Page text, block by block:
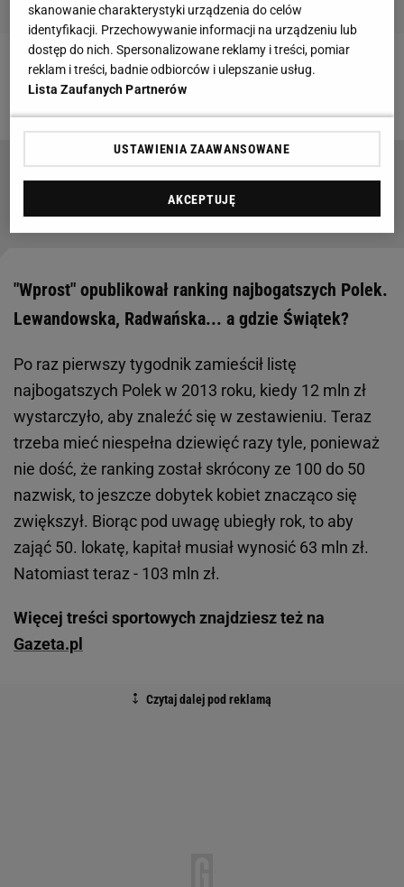
Zobacz wideoAnna Lewandowska we freak
fightach? Peszko: To jest mocne
Stracił robotę za miliony dolarów
"Wprost" opublikował ranking najbogatszych Polek.
Lewandowska, Radwańska... a gdzie Świątek?
Po raz pierwszy tygodnik zamieścił listę
najbogatszych Polek w 2013 roku, kiedy 12 mln zł
wystarczyło, aby znaleźć się w zestawieniu. Teraz
trzeba mieć niespełna dziewięć razy tyle, ponieważ
nie dość, że ranking został skrócony ze 100 do 50
nazwisk, to jeszcze dobytek kobiet znacząco się
zwiększył. Biorąc pod uwagę ubiegły rok, to aby
zająć 50. lokatę, kapitał musiał wynosić 63 mln zł.
Natomiast teraz - 103 mln zł.
Więcej treści sportowych znajdziesz też na
Gazeta.pl
skanowanie charakterystyki urządzenia do celów
identyfikacji. Przechowywanie informacji na urządzeniu lub
dostęp do nich. Spersonalizowane reklamy i treści, pomiar
reklam i treści, badnie odbiorców i ulepszanie usług.
Lista Zaufanych Partnerów
USTAWIENIA ZAAWANSOWANE
AKCEPTUJĘ